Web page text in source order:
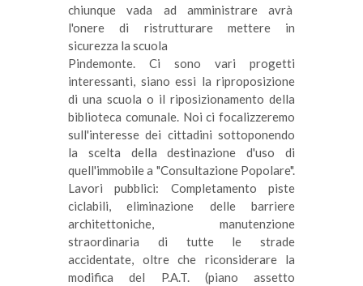
chiunque vada ad amministrare avrà
l'onere di ristrutturare mettere in
sicurezza la scuola
Pindemonte. Ci sono vari progetti
interessanti, siano essi la riproposizione
di una scuola o il riposizionamento della
biblioteca comunale. Noi ci focalizzeremo
sull'interesse dei cittadini sottoponendo
la scelta della destinazione d'uso di
quell'immobile a "Consultazione Popolare".
Lavori pubblici: Completamento piste
ciclabili, eliminazione delle barriere
architettoniche, manutenzione
straordinaria di tutte le strade
accidentate, oltre che riconsiderare la
modifica del P.A.T. (piano assetto